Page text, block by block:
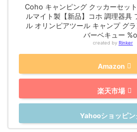
Coho キャンピング クッカーセッ
ルマイト製【新品】コホ 調理器具
ル オリンピアツール キャンプ グ
バーベキュー
created by Rinker
Amazon
楽天市場
Yahooショッピン